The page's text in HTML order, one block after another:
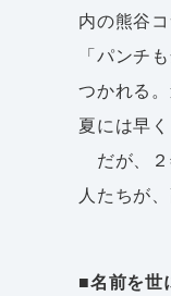
内の熊谷
「パンチ
つかれる
夏には早
だが、２
人たちが
■名前を世